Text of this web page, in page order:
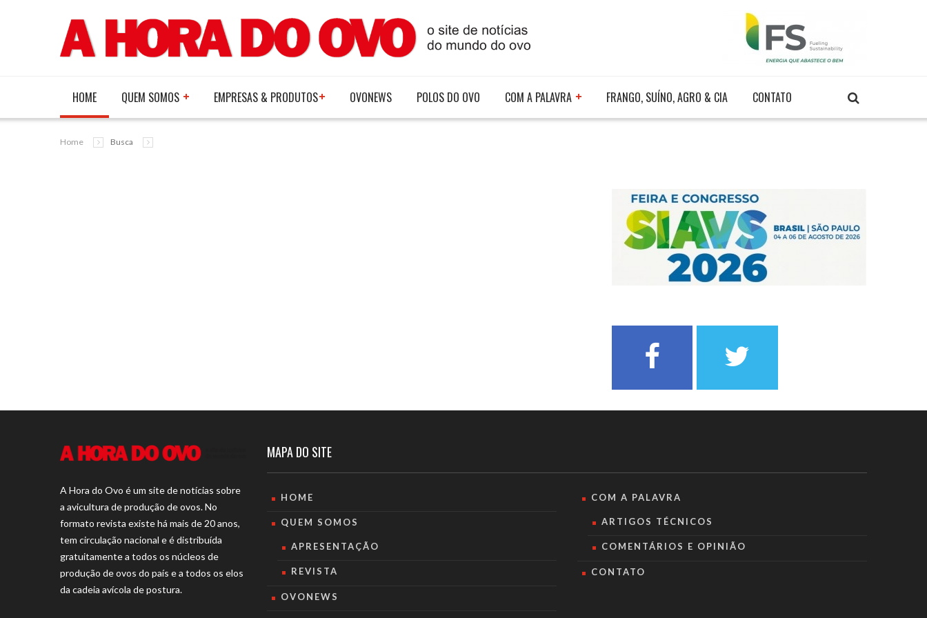
HOME QUEM SOMOS EMPRESAS & PRODUTOS OVONEWS POLOS DO OVO COM A PALAVRA FRANGO, SUÍNO, AGRO & CIA CONTATO
Home Busca
A Hora do Ovo é um site de notícias sobre
a avicultura de produção de ovos. No
formato revista existe há mais de 20 anos,
tem circulação nacional e é distribuída
gratuitamente a todos os núcleos de
produção de ovos do país e a todos os elos
da cadeia avícola de postura.
MAPA DO SITE
HOME
QUEM SOMOS
APRESENTAÇÃO
REVISTA
OVONEWS
COM A PALAVRA
ARTIGOS TÉCNICOS
COMENTÁRIOS E OPINIÃO
CONTATO